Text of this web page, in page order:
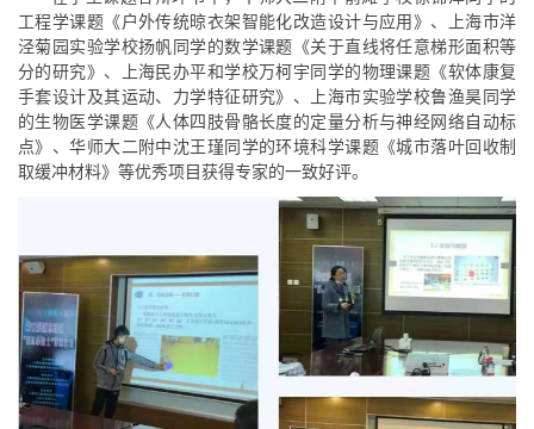
工程学课题《户外传统晾衣架智能化改造设计与应用》、上海市洋
泾菊园实验学校扬帆同学的数学课题《关于直线将任意梯形面积等
分的研究》、上海民办平和学校万柯宇同学的物理课题《软体康复
手套设计及其运动、力学特征研究》、上海市实验学校鲁渔昊同学
的生物医学课题《人体四肢骨骼长度的定量分析与神经网络自动标
点》、华师大二附中沈王瑾同学的环境科学课题《城市落叶回收制
取缓冲材料》等优秀项目获得专家的一致好评。